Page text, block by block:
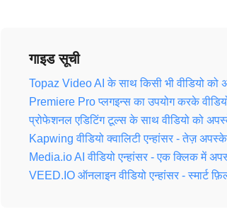
गाइड सूची
Topaz Video AI के साथ किसी भी वीडियो
Premiere Pro प्लगइन्स का उपयोग करके
प्रोफेशनल एडिटिंग टूल्स के साथ वीडियो को
Kapwing वीडियो क्वालिटी एन्हांसर - तेज़
Media.io AI वीडियो एन्हांसर - एक क्लिक में
VEED.IO ऑनलाइन वीडियो एन्हांसर - स्मार्ट